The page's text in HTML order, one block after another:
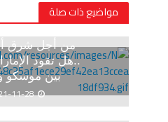
مواضيع ذات صلة
من أجل شرق
..هل تقود
بين موسكو
11-28